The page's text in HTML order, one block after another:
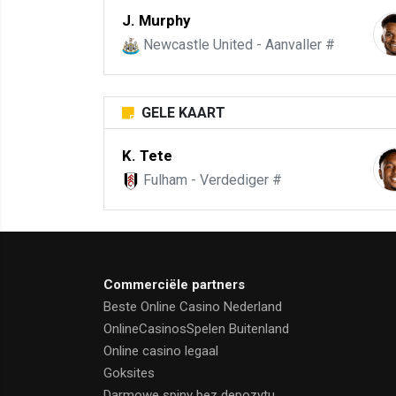
J. Murphy
Newcastle United - Aanvaller #
GELE KAART
K. Tete
Fulham - Verdediger #
Commerciële partners
Beste Online Casino Nederland
OnlineCasinosSpelen Buitenland
Online casino legaal
Goksites